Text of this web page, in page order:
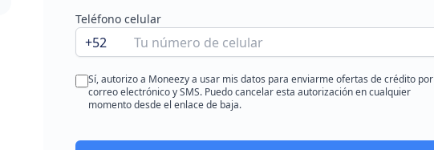
Teléfono celular
+52
Sí, autorizo a Moneezy a usar mis datos para enviarme ofertas de crédito por
correo electrónico y SMS. Puedo cancelar esta autorización en cualquier
momento desde el enlace de baja.